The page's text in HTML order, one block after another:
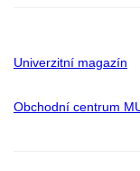
Univerzitní magazín
Obchodní centrum